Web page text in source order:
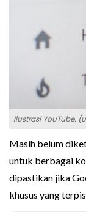
Ilustrasi YouTube.
Masih belum
untuk berbagai
dipastikan jika
khusus yang